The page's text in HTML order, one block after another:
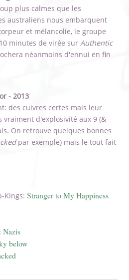
plus calmes que les
australiens nous embarquent
et mélancolie, le groupe
minutes de virée sur Authentic
néanmoins d'ennui en fin
- 2013
des cuivres certes mais leur
d'explosivité aux 9 (&
On retrouve quelques bonnes
par exemple) mais le tout fait
Kings:Stranger to My Happiness
Nazis
below